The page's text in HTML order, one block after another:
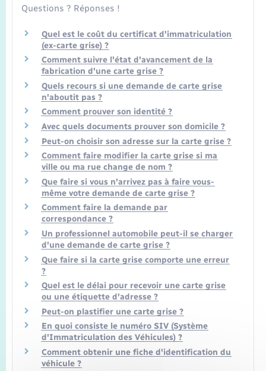
Questions ? Réponses !
Quel est le coût du certificat d'immatriculation
(ex-carte grise) ?
Comment suivre l'état d'avancement de la
fabrication d'une carte grise ?
Quels recours si une demande de carte grise
n'aboutit pas ?
Comment prouver son identité ?
Avec quels documents prouver son domicile ?
Peut-on choisir son adresse sur la carte grise ?
Comment faire modifier la carte grise si ma
ville ou ma rue change de nom ?
Que faire si vous n'arrivez pas à faire vous-
même votre demande de carte grise ?
Comment faire la demande par
correspondance ?
Un professionnel automobile peut-il se charger
d'une demande de carte grise ?
Que faire si la carte grise comporte une erreur
?
Quel est le délai pour recevoir une carte grise
ou une étiquette d'adresse ?
Peut-on plastifier une carte grise ?
En quoi consiste le numéro SIV (Système
d'Immatriculation des Véhicules) ?
Comment obtenir une fiche d'identification du
véhicule ?